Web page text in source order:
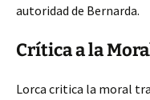
autoridad de Bernarda.
Crítica a la
Lorca critica la moral